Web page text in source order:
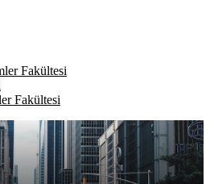
Fakültesi
Fakültesi